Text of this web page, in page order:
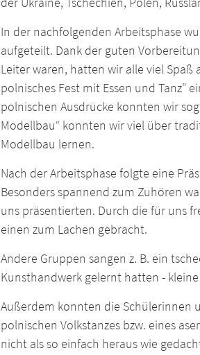
In der nachfolgenden Arbeitsphase
aufgeteilt. Dank der guten
Leiter waren, hatten wir alle viel Spaß
polnisches Fest mit Essen und Tanz"
polnischen Ausdrücke konnten wir
Modellbau“ konnten wir viel über
Modellbau lernen.
Nach der Arbeitsphase folgte eine
Besonders spannend zum Zuhören
uns präsentierten. Durch die für uns
einen zum Lachen gebracht.
Andere Gruppen sangen z. B. ein
Kunsthandwerk gelernt hatten -
Außerdem konnten die Schülerinnen
polnischen Volkstanzes bzw. eines
nicht als so einfach heraus wie